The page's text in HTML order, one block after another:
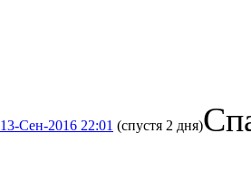
13-Сен-2016 22:01 (спустя 2 дня)